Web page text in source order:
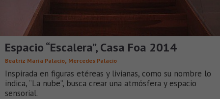
Espacio “Escalera”, Casa Foa 2014
Beatriz María Palacio, Mercedes Palacio
Inspirada en figuras etéreas y livianas, como su nombre lo
indica, “La nube”, busca crear una atmósfera y espacio
sensorial.